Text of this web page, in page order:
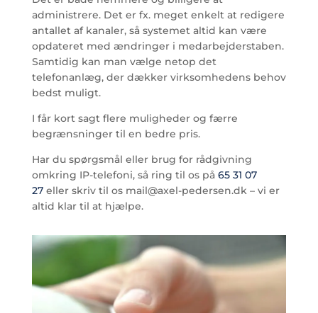
administrere. Det er fx. meget enkelt at redigere
antallet af kanaler, så systemet altid kan være
opdateret med ændringer i medarbejderstaben.
Samtidig kan man vælge netop det
telefonanlæg, der dækker virksomhedens behov
bedst muligt.
I får kort sagt flere muligheder og færre
begrænsninger til en bedre pris.
Har du spørgsmål eller brug for rådgivning
omkring IP-telefoni, så ring til os på 65 31 07
27eller skriv til os mail@axel-pedersen.dk – vi er
altid klar til at hjælpe.